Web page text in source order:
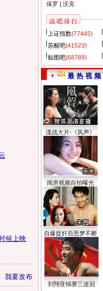
候上映
我要发布
保罗
沃克
说 吧 排 行
上证指数(77445)
苏醒吧(41523)
贴图吧(68789)
最 热 视 频
谍战大片-《风声》
闺房视频自拍曝光
自爆捉奸后恶梦不断
刘翔亚锦赛三连冠